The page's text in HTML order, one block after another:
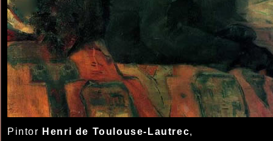
Pintor Henri de Toulouse-Lautrec,